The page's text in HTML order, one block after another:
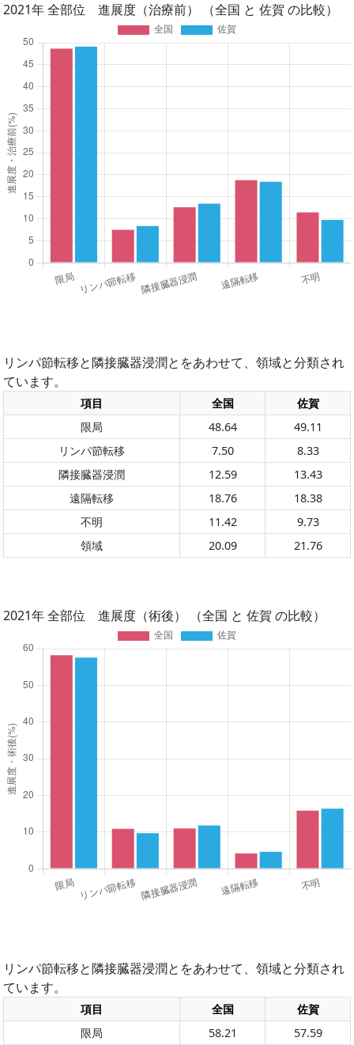
2021年 全部位 進展度（治療前） （全国 と 佐賀 の比較）
リンパ節転移と隣接臓器浸潤とをあわせて、領域と分類され
ています。
項目 全国
佐賀
限局
48.64
49.11
リンパ節転移
7.50
8.33
隣接臓器浸潤
12.59
13.43
遠隔転移
18.76
18.38
不明
11.42
9.73
領域
20.09 21.76
2021年 全部位 進展度（術後） （全国 と 佐賀 の比較）
リンパ節転移と隣接臓器浸潤とをあわせて、領域と分類され
ています。
項目 全国
佐賀
限局
58.21 57.59